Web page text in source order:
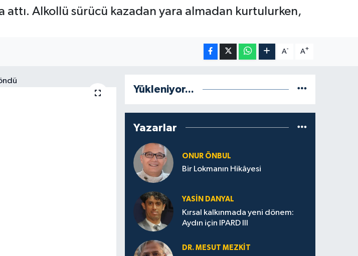
attı. Alkollü sürücü kazadan yara almadan kurtulurken,
A- A+
Yükleniyor...
Yazarlar
ONUR ÖNBUL
Bir Lokmanın Hikâyesi
YASIN DANYAL
Kırsal kalkınmada yeni dönem:
Aydın için IPARD III
DR. MESUT MEZKIT